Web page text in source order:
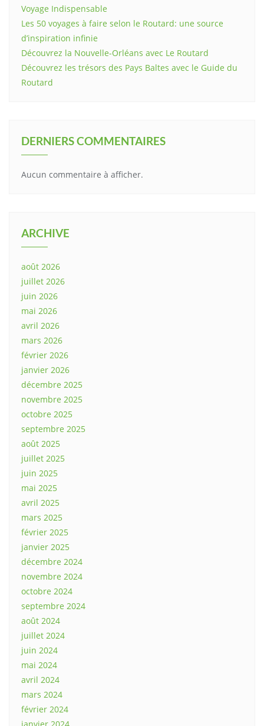
Voyage Indispensable
Les 50 voyages à faire selon le Routard: une source
d’inspiration infinie
Découvrez la Nouvelle-Orléans avec Le Routard
Découvrez les trésors des Pays Baltes avec le Guide du
Routard
DERNIERS COMMENTAIRES
Aucun commentaire à afficher.
ARCHIVE
août 2026
juillet 2026
juin 2026
mai 2026
avril 2026
mars 2026
février 2026
janvier 2026
décembre 2025
novembre 2025
octobre 2025
septembre 2025
août 2025
juillet 2025
juin 2025
mai 2025
avril 2025
mars 2025
février 2025
janvier 2025
décembre 2024
novembre 2024
octobre 2024
septembre 2024
août 2024
juillet 2024
juin 2024
mai 2024
avril 2024
mars 2024
février 2024
janvier 2024